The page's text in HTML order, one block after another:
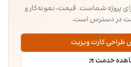
پروژه شماست. قیمت، نمونه‌کار و
در دسترس است.
طراحی کارت ویزیت
خدمت